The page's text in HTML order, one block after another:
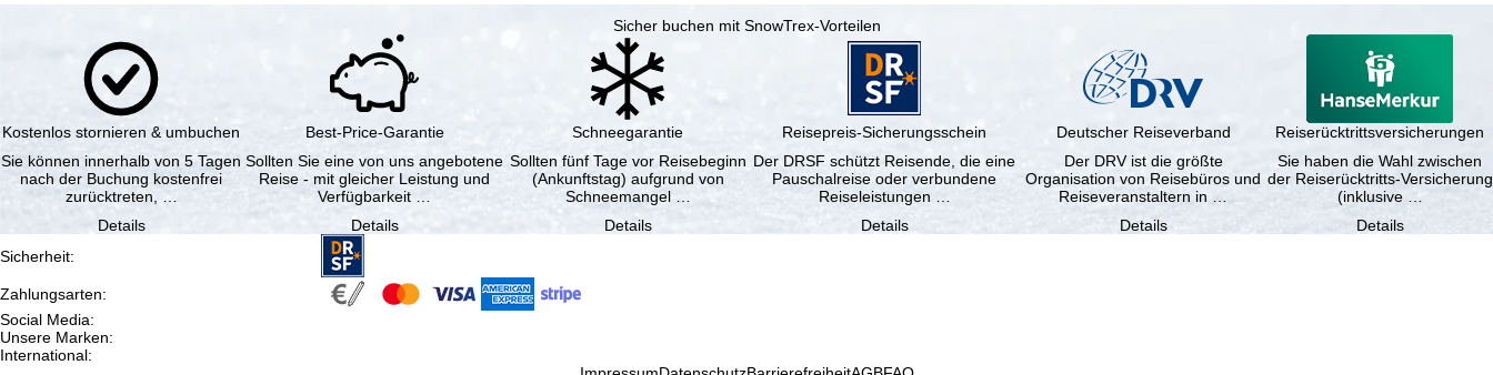
Sicher buchen mit SnowTrex-Vorteilen
Kostenlos stornieren & umbuchen
Sie können innerhalb von 5 Tagen
nach der Buchung kostenfrei
zurücktreten, …
Details
Best-Price-Garantie
Sollten Sie eine von uns angebotene
Reise - mit gleicher Leistung und
Verfügbarkeit …
Details
Schneegarantie
Sollten fünf Tage vor Reisebeginn
(Ankunftstag) aufgrund von
Schneemangel …
Details
Reisepreis-Sicherungsschein
Der DRSF schützt Reisende, die eine
Pauschalreise oder verbundene
Reiseleistungen …
Details
Deutscher Reiseverband
Der DRV ist die größte
Organisation von Reisebüros und
Reiseveranstaltern in …
Details
Reiserücktrittsversicherungen
Sie haben die Wahl zwischen
der Reiserücktritts-Versicherung
(inklusive …
Details
Sicherheit:
Zahlungsarten:
Social Media:
Unsere Marken:
International: